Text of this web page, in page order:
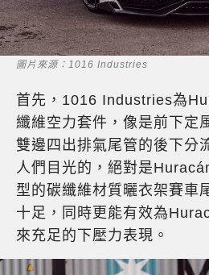
圖片來源：1016 Industries
首先，1016 Industries為
纖維空力套件，像是前下定
雙邊四出排氣尾管的後下分
人們目光的，絕對是
型的碳纖維材質曬衣架賽車
十足，同時更能有效為
來充足的下壓力表現。